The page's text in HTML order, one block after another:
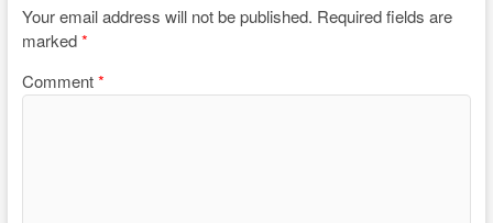
Your email address will not be published. Required fields are
marked*
Comment*